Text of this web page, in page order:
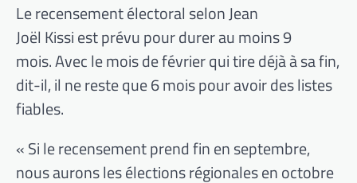
Le recensement électoral selon Jean
Joël Kissi est prévu pour durer au moins 9
mois. Avec le mois de février qui tire déjà à sa fin,
dit-il, il ne reste que 6 mois pour avoir des listes
fiables.
« Si le recensement prend fin en septembre,
nous aurons les élections régionales en octobre